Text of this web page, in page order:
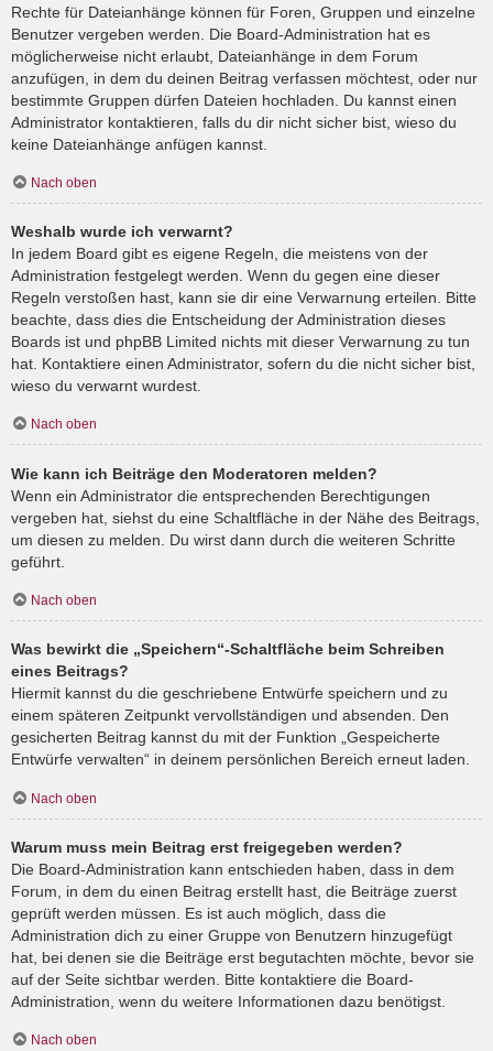
Rechte für Dateianhänge können für Foren, Gruppen und einzelne
Benutzer vergeben werden. Die Board-Administration hat es
möglicherweise nicht erlaubt, Dateianhänge in dem Forum
anzufügen, in dem du deinen Beitrag verfassen möchtest, oder nur
bestimmte Gruppen dürfen Dateien hochladen. Du kannst einen
Administrator kontaktieren, falls du dir nicht sicher bist, wieso du
keine Dateianhänge anfügen kannst.
Nach oben
Weshalb wurde ich verwarnt?
In jedem Board gibt es eigene Regeln, die meistens von der
Administration festgelegt werden. Wenn du gegen eine dieser
Regeln verstoßen hast, kann sie dir eine Verwarnung erteilen. Bitte
beachte, dass dies die Entscheidung der Administration dieses
Boards ist und phpBB Limited nichts mit dieser Verwarnung zu tun
hat. Kontaktiere einen Administrator, sofern du die nicht sicher bist,
wieso du verwarnt wurdest.
Nach oben
Wie kann ich Beiträge den Moderatoren melden?
Wenn ein Administrator die entsprechenden Berechtigungen
vergeben hat, siehst du eine Schaltfläche in der Nähe des Beitrags,
um diesen zu melden. Du wirst dann durch die weiteren Schritte
geführt.
Nach oben
Was bewirkt die „Speichern“-Schaltfläche beim Schreiben
eines Beitrags?
Hiermit kannst du die geschriebene Entwürfe speichern und zu
einem späteren Zeitpunkt vervollständigen und absenden. Den
gesicherten Beitrag kannst du mit der Funktion „Gespeicherte
Entwürfe verwalten“ in deinem persönlichen Bereich erneut laden.
Nach oben
Warum muss mein Beitrag erst freigegeben werden?
Die Board-Administration kann entschieden haben, dass in dem
Forum, in dem du einen Beitrag erstellt hast, die Beiträge zuerst
geprüft werden müssen. Es ist auch möglich, dass die
Administration dich zu einer Gruppe von Benutzern hinzugefügt
hat, bei denen sie die Beiträge erst begutachten möchte, bevor sie
auf der Seite sichtbar werden. Bitte kontaktiere die Board-
Administration, wenn du weitere Informationen dazu benötigst.
Nach oben